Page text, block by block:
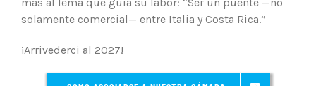
solamente comercial— entre Italia y Costa Rica.”
¡Arrivederci al 2027!